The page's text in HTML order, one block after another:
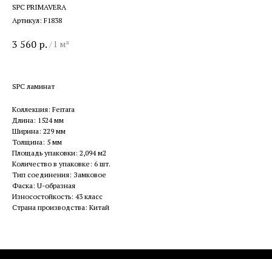
SPC PRIMAVERA
Артикул: F1838
3 560 р. / 1 м²
SPC ламинат
Коллекция: Ferrara
Длина: 1524 мм
Ширина: 229 мм
Толщина: 5 мм
Площадь упаковки: 2,094 м2
Количество в упаковке: 6 шт.
Тип соединения: Замковое
Фаска: U-образная
Износостойкость: 43 класс
Страна производства: Китай